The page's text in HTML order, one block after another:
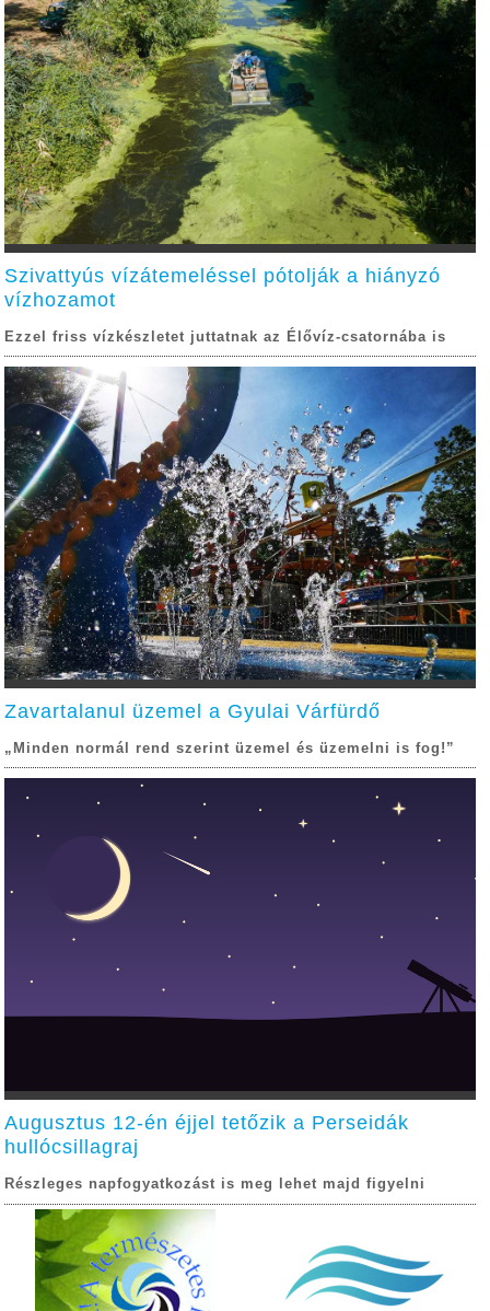
Szivattyús vízátemeléssel pótolják a hiányzó
vízhozamot
Ezzel friss vízkészletet juttatnak az Élővíz-csatornába is
Zavartalanul üzemel a Gyulai Várfürdő
„Minden normál rend szerint üzemel és üzemelni is fog!”
Augusztus 12-én éjjel tetőzik a Perseidák
hullócsillagraj
Részleges napfogyatkozást is meg lehet majd figyelni